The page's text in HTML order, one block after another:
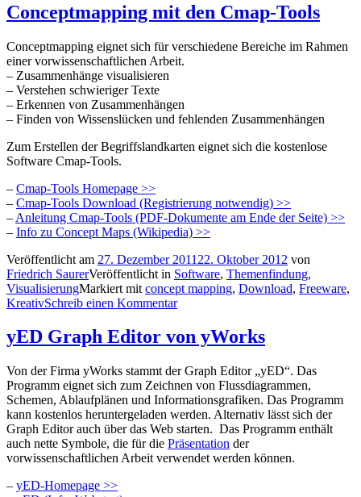
Conceptmapping mit den Cmap-Tools
Conceptmapping eignet sich für verschiedene Bereiche im Rahmen
einer vorwissenschaftlichen Arbeit.
– Zusammenhänge visualisieren
– Verstehen schwieriger Texte
– Erkennen von Zusammenhängen
– Finden von Wissenslücken und fehlenden Zusammenhängen
Zum Erstellen der Begriffslandkarten eignet sich die kostenlose
Software Cmap-Tools.
– Cmap-Tools Homepage >>
– Cmap-Tools Download (Registrierung notwendig) >>
– Anleitung Cmap-Tools (PDF-Dokumente am Ende der Seite) >>
– Info zu Concept Maps (Wikipedia) >>
Veröffentlicht am 27. Dezember 2011 22. Oktober 2012 von
Friedrich SaurerVeröffentlicht in Software, Themenfindung,
VisualisierungMarkiert mit concept mapping, Download, Freeware,
KreativSchreib einen Kommentar
yED Graph Editor von yWorks
Von der Firma yWorks stammt der Graph Editor „yED“. Das
Programm eignet sich zum Zeichnen von Flussdiagrammen,
Schemen, Ablaufplänen und Informationsgrafiken. Das Programm
kann kostenlos heruntergeladen werden. Alternativ lässt sich der
Graph Editor auch über das Web starten. Das Programm enthält
auch nette Symbole, die für die Präsentation der
vorwissenschaftlichen Arbeit verwendet werden können.
– yED-Homepage >>